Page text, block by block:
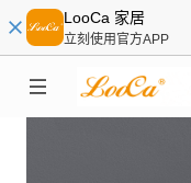
LooCa 家居
立刻使用官方APP